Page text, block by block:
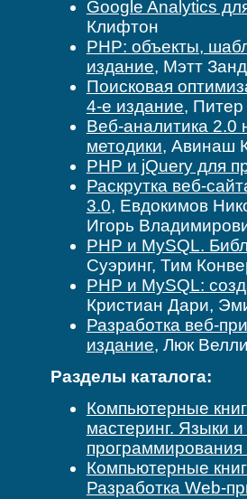
Google Analytics
Клифтон
PHP: объекты,
издание, Мэтт
Поисковая
4-е издание, Питер
Веб-аналитика 2.0
методики, Авинаш
PHP и jQuery для
Раскрутка веб-
3.0, Евдокимов
Игорь
PHP и MySQL.
Суэринг, Тим
PHP и MySQL:
Кристиан Дари,
Разработка веб-
издание, Люк
Разделы каталога:
Компьютерные
мастеринг. Языки
Компьютерные
Разработка Web-